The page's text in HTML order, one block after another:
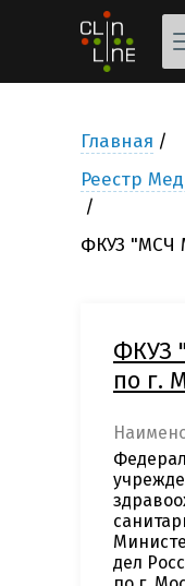
Главная
Реестр
ФКУЗ "МСЧ
ФКУЗ
по г.
дел